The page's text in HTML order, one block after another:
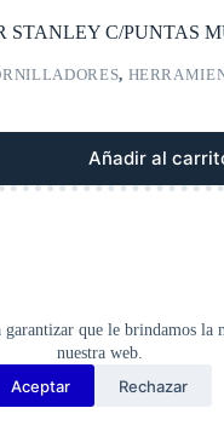
que le brindamos la
nuestra web.
Aceptar Rechazar
STANLEY C/PUNTAS
,
Añadir al